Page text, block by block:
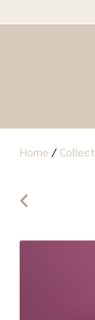
Home /